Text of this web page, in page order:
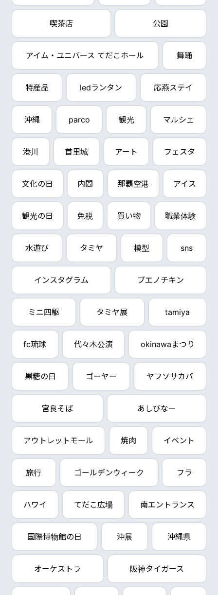
喫茶店 公園
アイム・ユニバース てだこホール 舞踊
特産品 ledランタン 応燕ステイ
沖縄 parco 観光 マルシェ
港川 首里城 アート フェスタ
文化の日 内間 那覇空港 アイス
観光の日 免税 買い物 職業体験
水遊び タミヤ 模型 sns
インスタグラム ブエノチキン
ミニ四駆 タミヤ展 tamiya
fc琉球 代々木公演 okinawaまつり
黒糖の日 ゴーヤー ヤフソサカバ
宮良そば あしびなー
アウトレットモール 焼肉 イベント
旅行 ゴールデンウィーク フラ
ハワイ てだこ広場 南エントランス
国際博物館の日 沖展 沖縄県
オーケストラ 阪神タイガース